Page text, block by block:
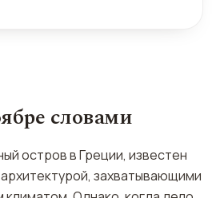
словами
остров в Греции, известен
захватывающими